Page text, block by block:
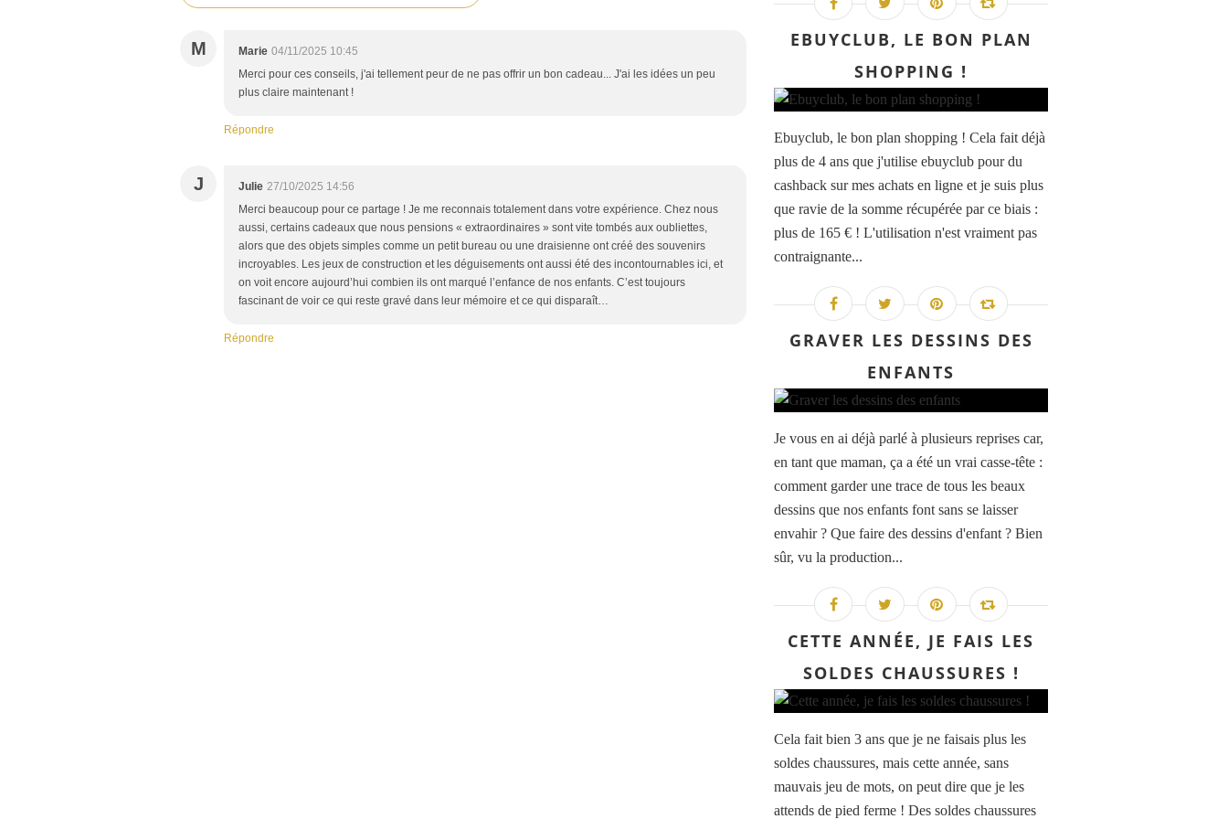
M Marie 04/11/2025 10:45
Merci pour ces conseils, j'ai tellement peur de ne pas offrir un bon cadeau... J'ai les idées un peu
plus claire maintenant !
Répondre
J Julie 27/10/2025 14:56
Merci beaucoup pour ce partage ! Je me reconnais totalement dans votre expérience. Chez nous
aussi, certains cadeaux que nous pensions « extraordinaires » sont vite tombés aux oubliettes,
alors que des objets simples comme un petit bureau ou une draisienne ont créé des souvenirs
incroyables. Les jeux de construction et les déguisements ont aussi été des incontournables ici, et
on voit encore aujourd’hui combien ils ont marqué l’enfance de nos enfants. C’est toujours
fascinant de voir ce qui reste gravé dans leur mémoire et ce qui disparaît…
Répondre
EBUYCLUB, LE BON PLAN
SHOPPING !
Ebuyclub, le bon plan shopping ! Cela fait déjà
plus de 4 ans que j'utilise ebuyclub pour du
cashback sur mes achats en ligne et je suis plus
que ravie de la somme récupérée par ce biais :
plus de 165 € ! L'utilisation n'est vraiment pas
contraignante...
GRAVER LES DESSINS DES
ENFANTS
Je vous en ai déjà parlé à plusieurs reprises car,
en tant que maman, ça a été un vrai casse-tête :
comment garder une trace de tous les beaux
dessins que nos enfants font sans se laisser
envahir ? Que faire des dessins d'enfant ? Bien
sûr, vu la production...
CETTE ANNÉE, JE FAIS LES
SOLDES CHAUSSURES !
Cela fait bien 3 ans que je ne faisais plus les
soldes chaussures, mais cette année, sans
mauvais jeu de mots, on peut dire que je les
attends de pied ferme ! Des soldes chaussures